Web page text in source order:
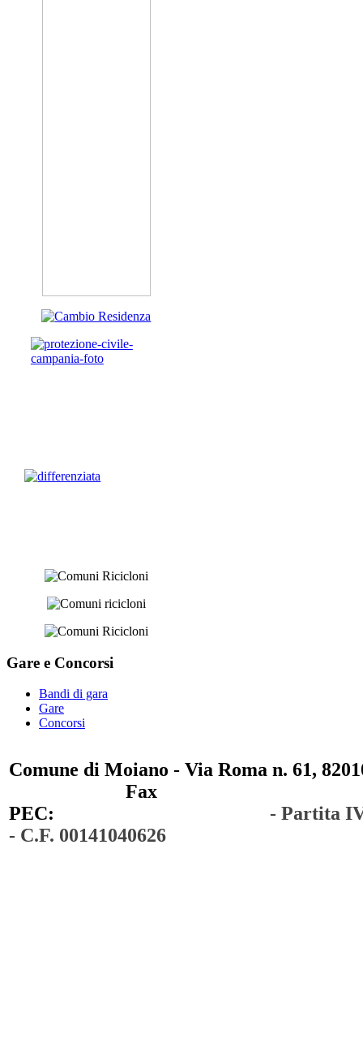
Gare e Concorsi
Bandi di gara
Gare
Concorsi
Comune di Moiano - Via Roma n. 61,
Fax
PEC:
- Partita
- C.F. 00141040626